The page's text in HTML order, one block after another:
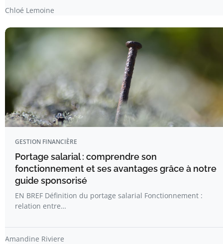
Chloé Lemoine
GESTION FINANCIÈRE
Portage salarial : comprendre son
fonctionnement et ses avantages grâce à notre
guide sponsorisé
EN BREF Définition du portage salarial Fonctionnement :
relation entre…
Amandine Riviere